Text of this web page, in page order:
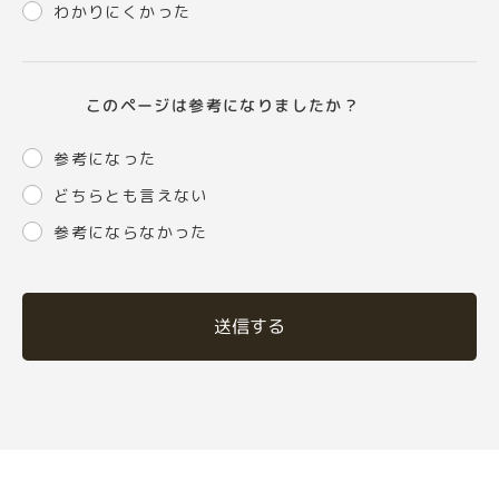
わかりにくかった
このページは参考になりましたか？
参考になった
どちらとも言えない
参考にならなかった
送信する